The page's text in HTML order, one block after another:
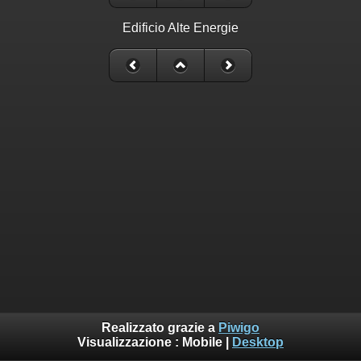
Edificio Alte Energie
Realizzato grazie a Piwigo
Visualizzazione : Mobile Desktop